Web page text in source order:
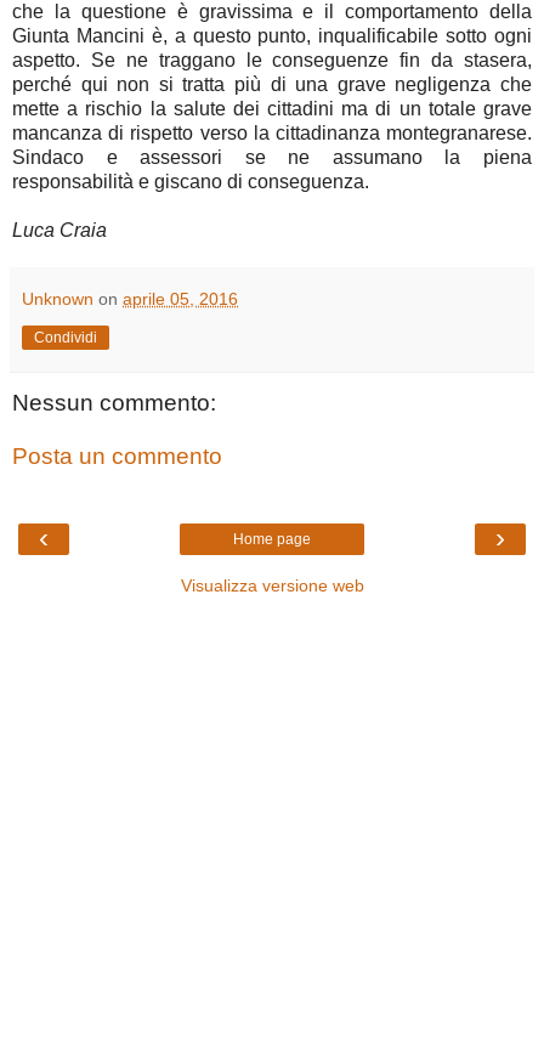
che la questione è gravissima e il comportamento della
Giunta Mancini è, a questo punto, inqualificabile sotto ogni
aspetto. Se ne traggano le conseguenze fin da stasera,
perché qui non si tratta più di una grave negligenza che
mette a rischio la salute dei cittadini ma di un totale grave
mancanza di rispetto verso la cittadinanza montegranarese.
Sindaco e assessori se ne assumano la piena
responsabilità e giscano di conseguenza.
Luca Craia
Unknown on aprile 05, 2016
Condividi
Nessun commento:
Posta un commento
‹ ›
Home page
Visualizza versione web